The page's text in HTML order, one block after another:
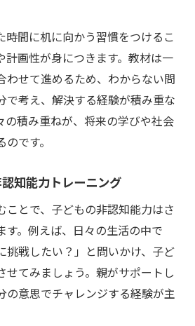
時間に机に向かう習慣をつけるこ
計画性が身につきます。教材は一
わせて進めるため、わからない問
で考え、解決する経験が積み重な
の積み重ねが、将来の学びや社会
です。
知能力トレーニング
ことで、子どもの非認知能力はさ
す。例えば、日々の生活の中で
挑戦したい？」と問いかけ、子ど
せてみましょう。親がサポートし
の意思でチャレンジする経験が主